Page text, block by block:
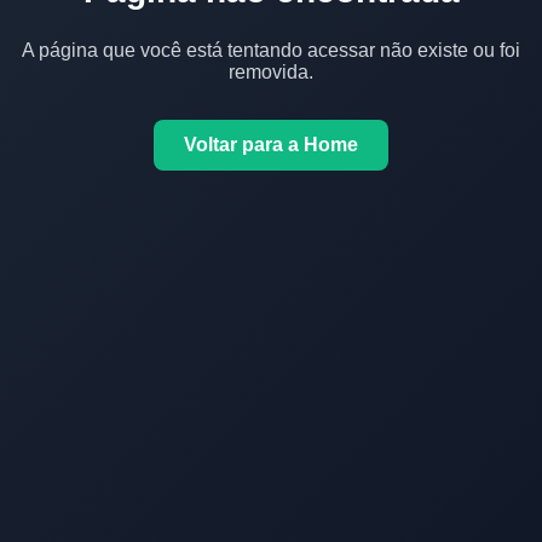
A página que você está tentando acessar não existe ou foi
removida.
Voltar para a Home